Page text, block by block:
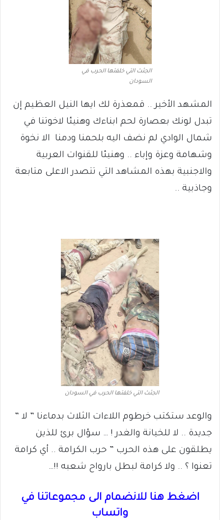
الجثث التي خلفتها الحرب في
السودان
المشهد الأخير .. قمعذرة لك ايها النيل العظيم إن
تبدل لونك بعصارة لحم ابناءك وهنيئا لاخوتنا في
شمال الوادي لم نضف اليه بلحمنا ودمنا الا نخوة
وشهامة وعزة وإباء .. وهنيئا للقنوات العربية
والاجنبية بهذه المشاهد التي تتصدر الاعلى متابعة
وجاذبية ..
الجثث التي خلفتها الحرب في السودان
والوعد ستكتب خرطوم اللاءات الثلاث بدماءنا ” لا ”
جديدة .. لا للخيانة والغدر ! … سؤال برئ للذين
يطلقون على هذه الحرب ” حرب الكرامة .. أي كرامة
تعنوا ؟ .. ولا كرامة لبطل بارواح شعبه !!…
اضغط هنا للانضمام الى مجموعاتنا في
واتساب